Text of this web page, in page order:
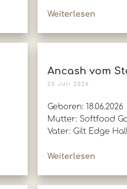
Weiterlesen
Ancash vom
20 Juli 2026
Geboren: 18.06.2026
Mutter: Softfood
Vater: Gilt Edge
Weiterlesen